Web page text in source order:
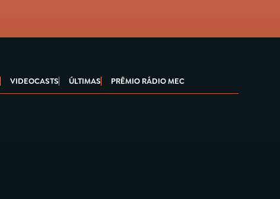
VIDEOCASTS ÚLTIMAS PRÊMIO RÁDIO MEC